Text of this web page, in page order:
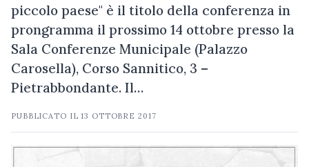
piccolo paese" è il titolo della conferenza in
prongramma il prossimo 14 ottobre presso la
Sala Conferenze Municipale (Palazzo
Carosella), Corso Sannitico, 3 –
Pietrabbondante. Il…
PUBBLICATO IL13 OTTOBRE 2017